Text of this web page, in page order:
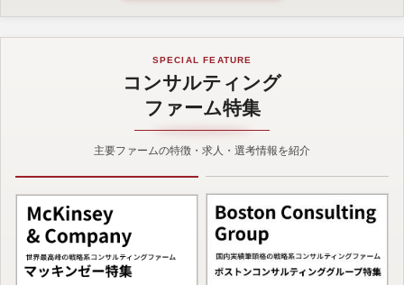
SPECIAL FEATURE
コンサルティング
ファーム特集
主要ファームの特徴・求人・選考情報を紹介